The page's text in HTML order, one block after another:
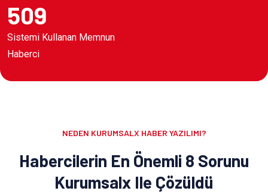
509
Sistemi Kullanan Memnun
Haberci
NEDEN KURUMSALX HABER YAZILIMI?
Habercilerin En Önemli 8 Sorunu
Kurumsalx Ile Çözüldü